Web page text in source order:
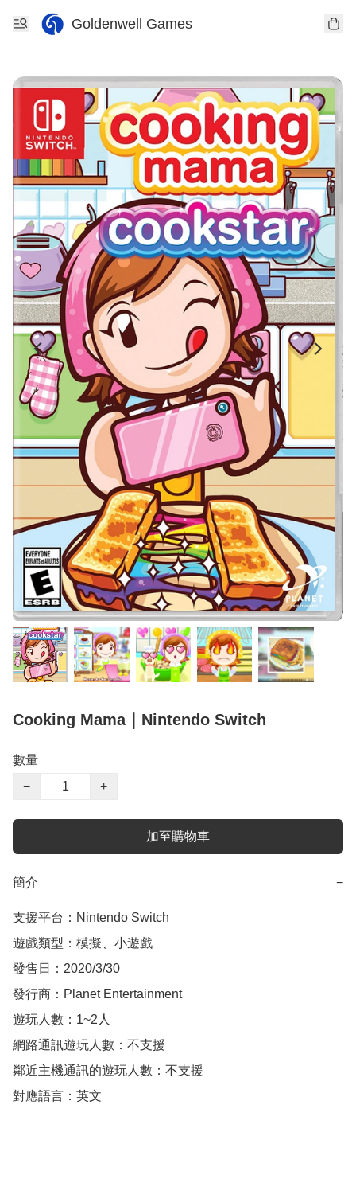
Goldenwell Games
Cooking Mama｜Nintendo Switch
數量
−
+
加至購物車
簡介 −
支援平台：Nintendo Switch
遊戲類型：模擬、小遊戲
發售日：2020/3/30
發行商：Planet Entertainment
遊玩人數：1~2人
網路通訊遊玩人數：不支援
鄰近主機通訊的遊玩人數：不支援
對應語言：英文